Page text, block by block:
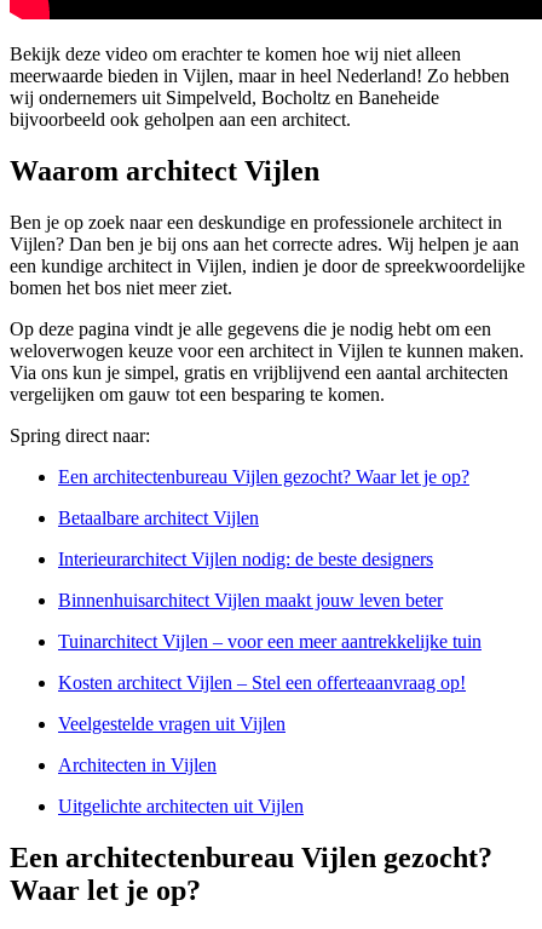
Bekijk deze video om erachter te komen hoe wij niet alleen
meerwaarde bieden in Vijlen, maar in heel Nederland! Zo hebben
wij ondernemers uit Simpelveld, Bocholtz en Baneheide
bijvoorbeeld ook geholpen aan een architect.
Waarom architect Vijlen
Ben je op zoek naar een deskundige en professionele architect in
Vijlen? Dan ben je bij ons aan het correcte adres. Wij helpen je aan
een kundige architect in Vijlen, indien je door de spreekwoordelijke
bomen het bos niet meer ziet.
Op deze pagina vindt je alle gegevens die je nodig hebt om een
weloverwogen keuze voor een architect in Vijlen te kunnen maken.
Via ons kun je simpel, gratis en vrijblijvend een aantal architecten
vergelijken om gauw tot een besparing te komen.
Spring direct naar:
Een architectenbureau Vijlen gezocht? Waar let je op?
Betaalbare architect Vijlen
Interieurarchitect Vijlen nodig: de beste designers
Binnenhuisarchitect Vijlen maakt jouw leven beter
Tuinarchitect Vijlen – voor een meer aantrekkelijke tuin
Kosten architect Vijlen – Stel een offerteaanvraag op!
Veelgestelde vragen uit Vijlen
Architecten in Vijlen
Uitgelichte architecten uit Vijlen
Een architectenbureau Vijlen gezocht?
Waar let je op?